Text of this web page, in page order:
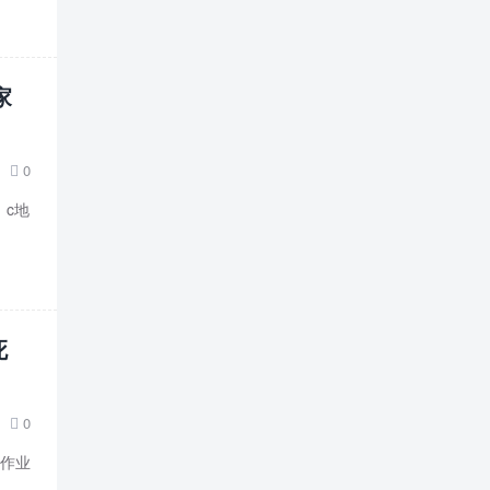
 0
c地
 0
业